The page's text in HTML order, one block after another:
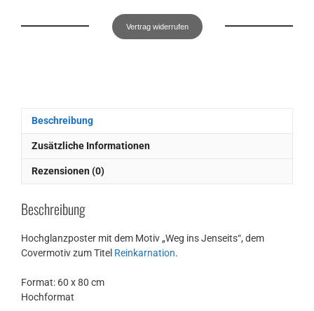
Vertrag widerrufen
Beschreibung
Zusätzliche Informationen
Rezensionen (0)
Beschreibung
Hochglanzposter mit dem Motiv „Weg ins Jenseits“, dem
Covermotiv zum Titel Reinkarnation.
Format: 60 x 80 cm
Hochformat